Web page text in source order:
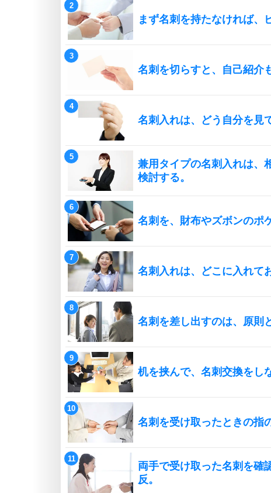
まず名刺を持たなければ、
名刺を切らすと、自己紹介
名刺入れは、どう自分を見
兼用タイプの名刺入れは、
検討する。
名刺を、財布やズボンのポ
名刺入れは、どこに入れて
名刺を差し出すのは、原則
机を挟んで、名刺交換をし
名刺を受け取ったときの指
両手で受け取った名刺を確
反。